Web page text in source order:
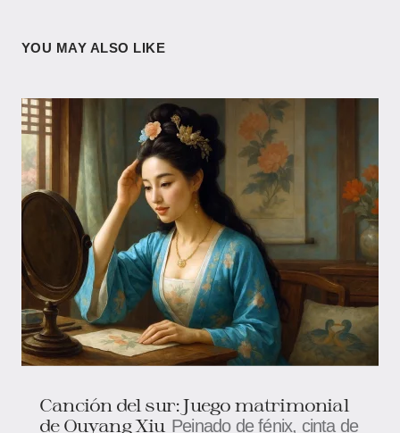
YOU MAY ALSO LIKE
Canción del sur: Juego matrimonial
de Ouyang Xiu Peinado de fénix, cinta de